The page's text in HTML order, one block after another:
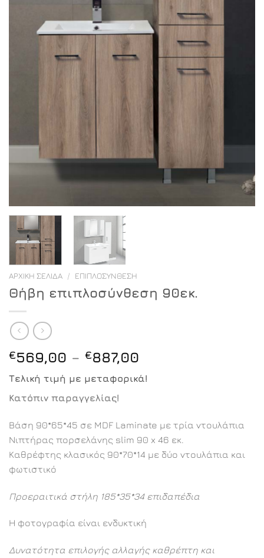
ΑΡΧΙΚΉ ΣΕΛΊΔΑ / ΕΠΙΠΛΟΣΎΝΘΕΣΗ
Θήβη επιπλοσύνθεση 90εκ.
€569,00 – €887,00
range:
€569,00
Τελική τιμή με μεταφορικά!
Κατόπιν παραγγελίας!
Βάση 90*65*45 σε MDF Laminate με τρία ντουλάπια
Νιπτήρας πορσελάνης slim 90 x 46 εκ.
Καθρέφτης κλασικός 90*70*14 με δύο ντουλάπια και
φωτιστικό
Προεραιτικά στήλη 185*35*34 επιδαπέδια
Η φοτογραφία είναι ενδυκτική
Δυνατότητα επιλογής αλλαγής καθρέπτη και